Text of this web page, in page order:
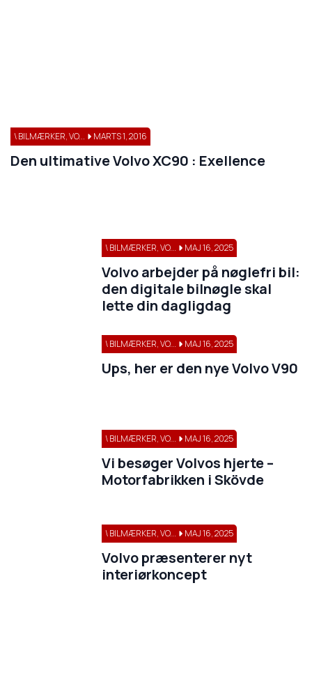
\ BILMÆRKER, VO... MARTS 1, 2016
Den ultimative Volvo XC90 : Exellence
\ BILMÆRKER, VO... MAJ 16, 2025
Volvo arbejder på nøglefri bil:
den digitale bilnøgle skal
lette din dagligdag
\ BILMÆRKER, VO... MAJ 16, 2025
Ups, her er den nye Volvo V90
\ BILMÆRKER, VO... MAJ 16, 2025
Vi besøger Volvos hjerte –
Motorfabrikken i Skövde
\ BILMÆRKER, VO... MAJ 16, 2025
Volvo præsenterer nyt
interiørkoncept